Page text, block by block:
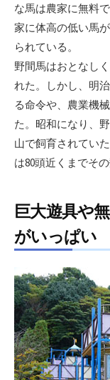
な馬は農家に無料
家に体高の低い馬
られている。
野間馬はおとなし
れた。しかし、明
る命令や、農業機
た。昭和になり、
山で飼育されてい
は80頭近くまでそ
巨大遊具や
がいっぱい